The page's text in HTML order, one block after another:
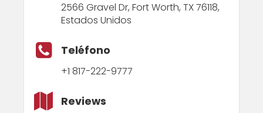
2566 Gravel Dr, Fort Worth, TX 76118,
Estados Unidos
Teléfono
+1 817-222-9777
Reviews